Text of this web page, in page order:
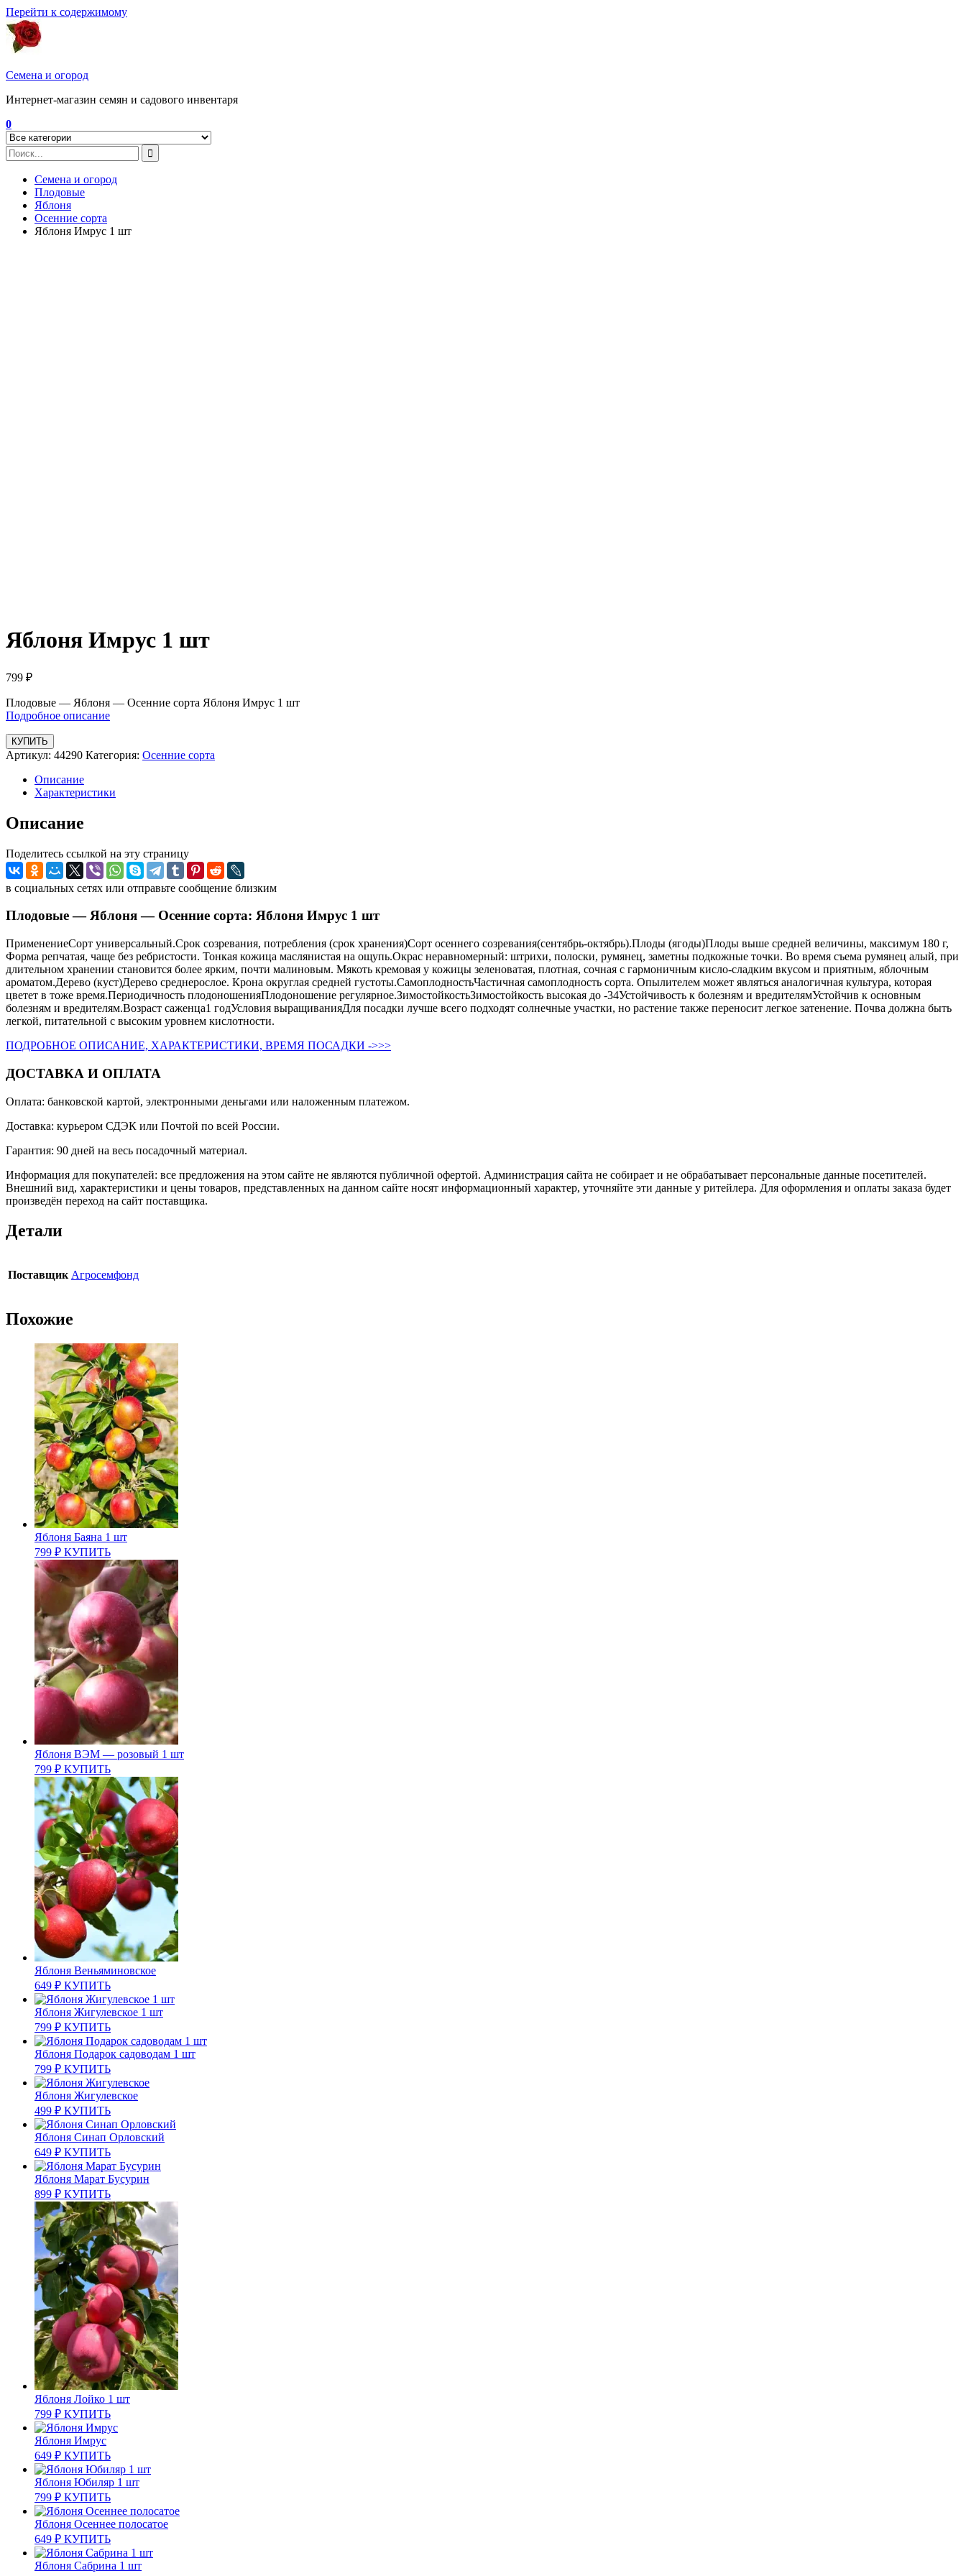
Перейти к содержимому
Семена и огород
Интернет-магазин семян и садового инвентаря
0
Семена и огород
Плодовые
Яблоня
Осенние сорта
Яблоня Имрус 1 шт
Яблоня Имрус 1 шт
799 ₽
Плодовые — Яблоня — Осенние сорта Яблоня Имрус 1 шт
Подробное описание
КУПИТЬ
Артикул: 44290 Категория: Осенние сорта
Описание
Характеристики
Описание
Поделитесь ссылкой на эту страницу
в социальных сетях или отправьте сообщение близким
Плодовые — Яблоня — Осенние сорта: Яблоня Имрус 1 шт
ПрименениеСорт универсальный.Срок созревания, потребления (срок хранения)Сорт осеннего созревания(сентябрь-октябрь).Плоды (ягоды)Плоды выше средней величины, максимум 180 г,
Форма репчатая, чаще без ребристости. Тонкая кожица маслянистая на ощупь.Окрас неравномерный: штрихи, полоски, румянец, заметны подкожные точки. Во время съема румянец алый, при
длительном хранении становится более ярким, почти малиновым. Мякоть кремовая у кожицы зеленоватая, плотная, сочная с гармоничным кисло-сладким вкусом и приятным, яблочным
ароматом.Дерево (куст)Дерево среднерослое. Крона округлая средней густоты.СамоплодностьЧастичная самоплодность сорта. Опылителем может являться аналогичная культура, которая
цветет в тоже время.Периодичность плодоношенияПлодоношение регулярное.ЗимостойкостьЗимостойкость высокая до -34Устойчивость к болезням и вредителямУстойчив к основным
болезням и вредителям.Возраст саженца1 годУсловия выращиванияДля посадки лучше всего подходят солнечные участки, но растение также переносит легкое затенение. Почва должна быть
легкой, питательной с высоким уровнем кислотности.
ПОДРОБНОЕ ОПИСАНИЕ, ХАРАКТЕРИСТИКИ, ВРЕМЯ ПОСАДКИ ->>>
ДОСТАВКА И ОПЛАТА
Оплата: банковской картой, электронными деньгами или наложенным платежом.
Доставка: курьером СДЭК или Почтой по всей России.
Гарантия: 90 дней на весь посадочный материал.
Информация для покупателей: все предложения на этом сайте не являются публичной офертой. Администрация сайта не собирает и не обрабатывает персональные данные посетителей.
Внешний вид, характеристики и цены товаров, представленных на данном сайте носят информационный характер, уточняйте эти данные у ритейлера. Для оформления и оплаты заказа будет
произведён переход на сайт поставщика.
Детали
Поставщик Агросемфонд
Похожие
Яблоня Баяна 1 шт
799 ₽ КУПИТЬ
Яблоня ВЭМ — розовый 1 шт
799 ₽ КУПИТЬ
Яблоня Веньяминовское
649 ₽ КУПИТЬ
Яблоня Жигулевское 1 шт
799 ₽ КУПИТЬ
Яблоня Подарок садоводам 1 шт
799 ₽ КУПИТЬ
Яблоня Жигулевское
499 ₽ КУПИТЬ
Яблоня Синап Орловский
649 ₽ КУПИТЬ
Яблоня Марат Бусурин
899 ₽ КУПИТЬ
Яблоня Лойко 1 шт
799 ₽ КУПИТЬ
Яблоня Имрус
649 ₽ КУПИТЬ
Яблоня Юбиляр 1 шт
799 ₽ КУПИТЬ
Яблоня Осеннее полосатое
649 ₽ КУПИТЬ
Яблоня Сабрина 1 шт